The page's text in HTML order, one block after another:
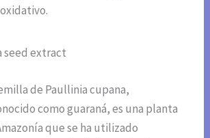
seed extract
de Paullinia cupana,
como guaraná, es una planta
que se ha utilizado